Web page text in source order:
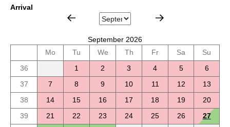
Arrival
September 2026
Mo
Tu We Th Fr Sa
Su
36
1 2 3 4 5
6
37
7 8 9 10 11 12
13
38
14 15 16 17 18 19
20
39
21 22 23 24 25 26
27